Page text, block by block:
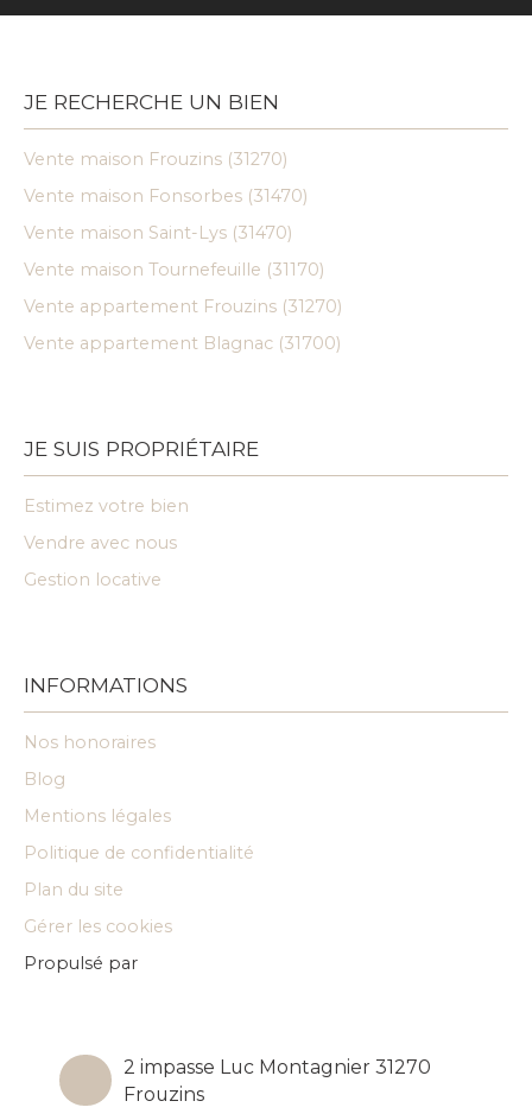
JE RECHERCHE UN BIEN
Vente maison Frouzins (31270)
Vente maison Fonsorbes (31470)
Vente maison Saint-Lys (31470)
Vente maison Tournefeuille (31170)
Vente appartement Frouzins (31270)
Vente appartement Blagnac (31700)
JE SUIS PROPRIÉTAIRE
Estimez votre bien
Vendre avec nous
Gestion locative
INFORMATIONS
Nos honoraires
Blog
Mentions légales
Politique de confidentialité
Plan du site
Gérer les cookies
Propulsé par
2 impasse Luc Montagnier 31270
Frouzins